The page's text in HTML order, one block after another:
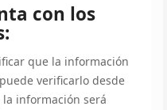
con los
que la información
verificarlo desde
información será